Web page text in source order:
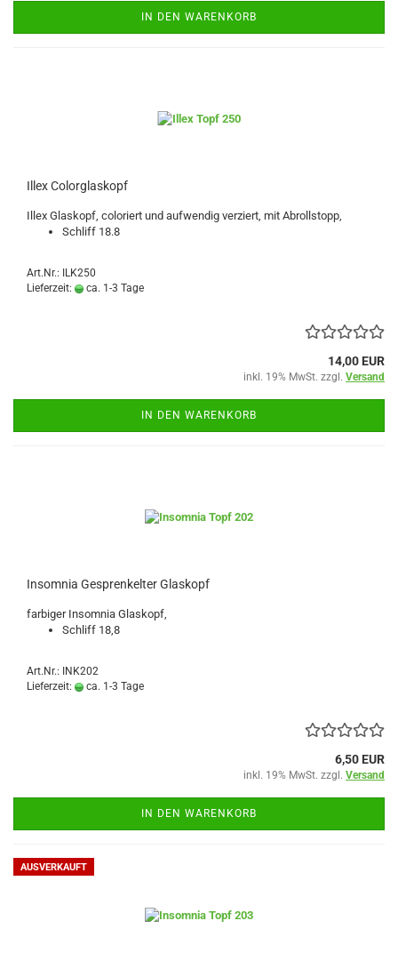
IN DEN WARENKORB
Illex Colorglaskopf
Illex Glaskopf, coloriert und aufwendig verziert, mit Abrollstopp,
Schliff 18.8
Art.Nr.: ILK250
Lieferzeit:
ca. 1-3 Tage
14,00 EUR
inkl. 19% MwSt. zzgl. Versand
IN DEN WARENKORB
Insomnia Gesprenkelter Glaskopf
farbiger Insomnia Glaskopf,
Schliff 18,8
Art.Nr.: INK202
Lieferzeit:
ca. 1-3 Tage
6,50 EUR
inkl. 19% MwSt. zzgl. Versand
IN DEN WARENKORB
AUSVERKAUFT